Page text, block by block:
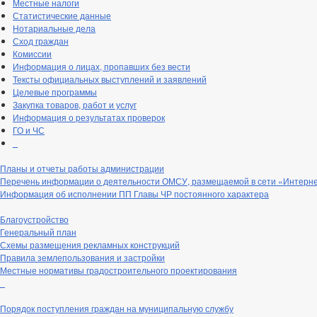
Местные налоги
Статистические данные
Нотариальные дела
Сход граждан
Комиссии
Информация о лицах, пропавших без вести
Тексты официальных выступлений и заявлений
Целевые программы
Закупка товаров, работ и услуг
Информация о результатах проверок
ГО и ЧС
Планы и отчеты работы администрации
Перечень информации о деятельности ОМСУ, размещаемой в сети
Информация об исполнении ПП Главы ЧР постоянного характера
Благоустройство
Генеральный план
Схемы размещения рекламных конструкций
Правила землепользования и застройки
Местные нормативы градостроительного проектирования
Порядок поступления граждан на муниципальную службу